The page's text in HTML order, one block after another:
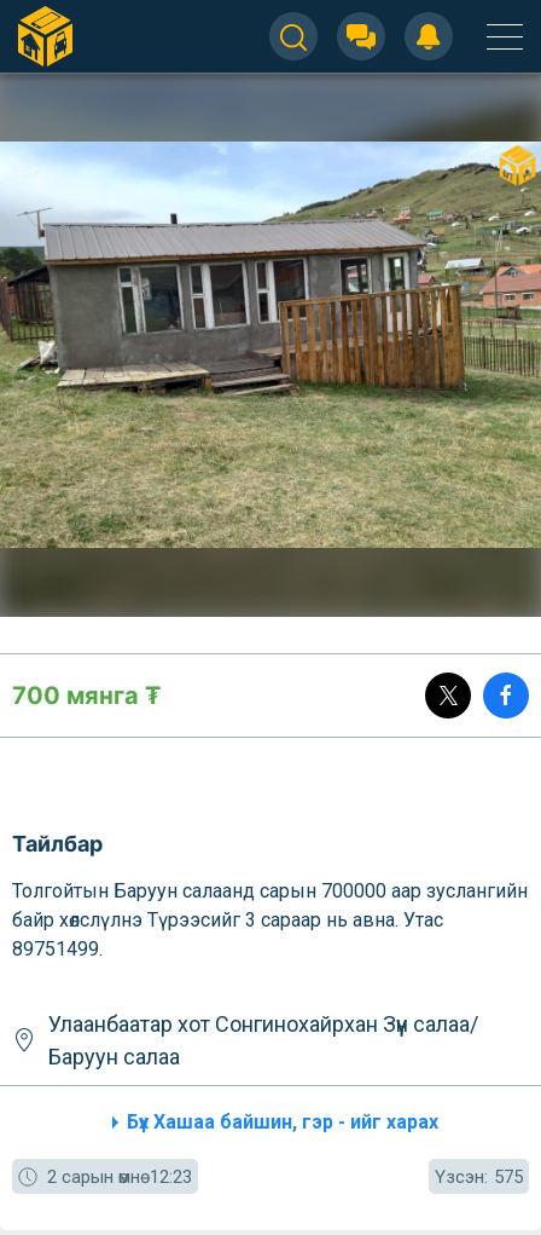
700 мянга ₮
Тайлбар
Толгойтын Баруун салаанд сарын 700000 аар зуслангийн
байр хөлслүлнэ Түрээсийг 3 сараар нь авна. Утас
89751499.
Улаанбаатар хот Сонгинохайрхан Зүүн салаа/
Баруун салаа
Бүх Хашаа байшин, гэр - ийг харах
2 сарын өмнө 12:23 Үзсэн: 575